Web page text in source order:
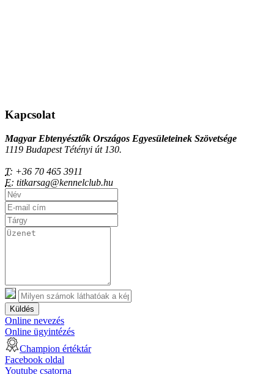
Kapcsolat
Magyar Ebtenyésztők Országos Egyesületeinek Szövetsége
1119 Budapest Tétényi út 130.
T: +36 70 465 3911
E: titkarsag@kennelclub.hu
Küldés
Online nevezés
Online ügyintézés
Champion értéktár
Facebook oldal
Youtube csatorna